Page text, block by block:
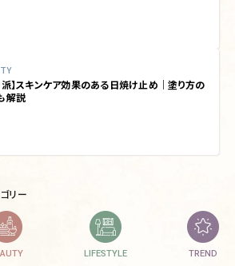
派】スキンケア効果のある日焼け止め｜塗り方の
解説
リー
LIFESTYLE TREND